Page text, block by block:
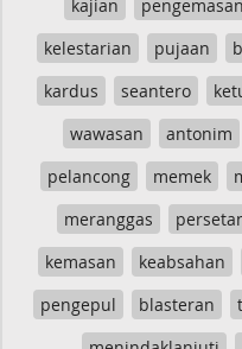
kajian pengemasan
kelestarian
pujaan
kardus
seantero
wawasan
antonim
pelancong
memek
meranggas
kemasan
keabsahan
pengepul
blasteran